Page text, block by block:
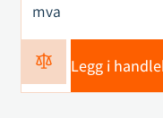
mva
Legg i